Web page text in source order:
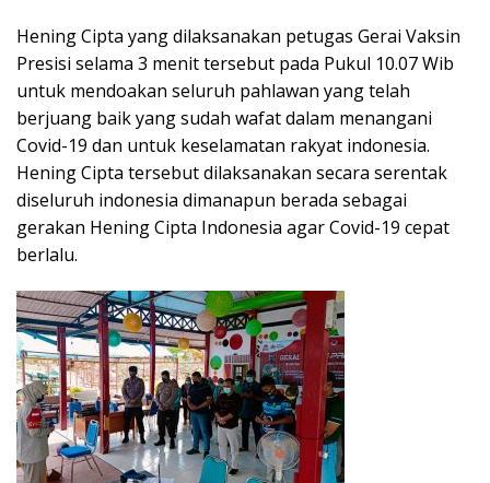
Hening Cipta yang dilaksanakan petugas Gerai Vaksin
Presisi selama 3 menit tersebut pada Pukul 10.07 Wib
untuk mendoakan seluruh pahlawan yang telah
berjuang baik yang sudah wafat dalam menangani
Covid-19 dan untuk keselamatan rakyat indonesia.
Hening Cipta tersebut dilaksanakan secara serentak
diseluruh indonesia dimanapun berada sebagai
gerakan Hening Cipta Indonesia agar Covid-19 cepat
berlalu.